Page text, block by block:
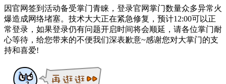
因官网签到活动备受掌门青睐，登录官网掌门数量众多异常火
爆造成网络堵塞。技术大大正在紧急修复，预计12:00可以正
常登录，如果登录仍有问题开启时间将会顺延，请各位掌门耐
心等待，给您带来的不便我们深表歉意~感谢您对大掌门的支
持和喜爱!